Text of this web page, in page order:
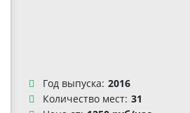
Год выпуска: 2016
Количество мест: 31